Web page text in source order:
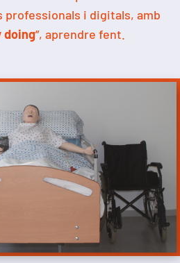
professionals i digitals, amb
doing”, aprendre fent.